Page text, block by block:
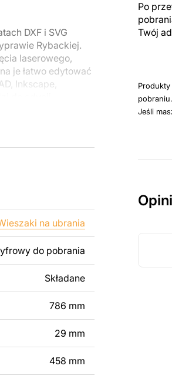
DXF i SVG
Rybackiej.
laserowego,
je łatwo edytować
Inkscape,
blachy. Rysunki
że
dodanie tekstu,
według
metalowego
się z nami
na ubrania
do pobrania
Składane
786 mm
29 mm
458 mm
Po
Twój
Jeśli